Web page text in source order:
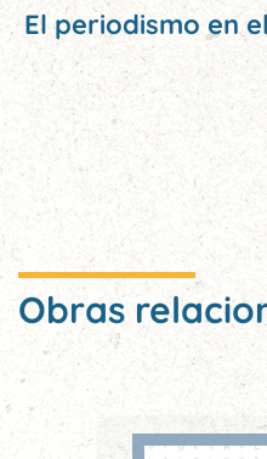
El periodismo en
Obras